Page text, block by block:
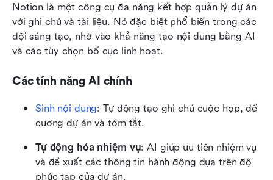
Notion là một công cụ đa năng kết hợp quản lý dự án
với ghi chú và tài liệu. Nó đặc biệt phổ biến trong các
đội sáng tạo, nhờ vào khả năng tạo nội dung bằng AI
và các tùy chọn bố cục linh hoạt.
Các tính năng AI chính
Sinh nội dung: Tự động tạo ghi chú cuộc họp, đề
cương dự án và tóm tắt.
Tự động hóa nhiệm vụ: AI giúp ưu tiên nhiệm vụ
và đề xuất các thông tin hành động dựa trên độ
phức tạp của dự án.